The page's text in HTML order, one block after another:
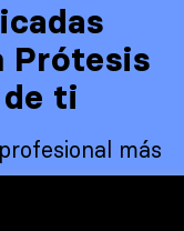
Prótesis
ti
más